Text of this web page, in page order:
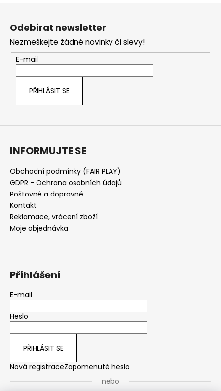
Z
Odebírat newsletter
Nezmeškejte žádné novinky či slevy!
E-mail
PŘIHLÁSIT SE
INFORMUJTE SE
Obchodní podmínky (FAIR PLAY)
GDPR - Ochrana osobních údajů
Poštovné a dopravné
Kontakt
Reklamace, vrácení zboží
Moje objednávka
Přihlášení
E-mail
Heslo
PŘIHLÁSIT SE
Nová registraceZapomenuté heslo
nebo